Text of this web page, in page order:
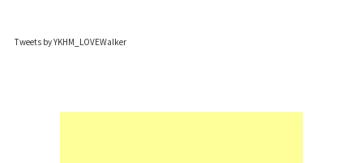
Tweets by YKHM_LOVEWalker